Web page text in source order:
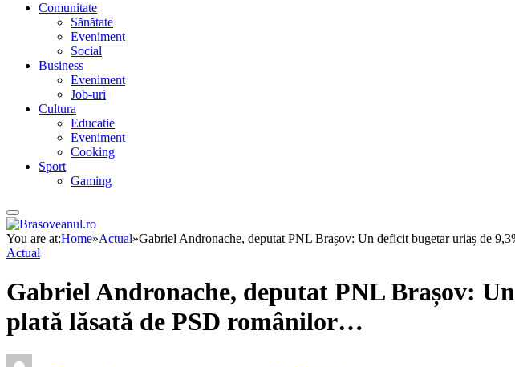
Comunitate
Sănătate
Eveniment
Social
Business
Eveniment
Job-uri
Cultura
Educatie
Eveniment
Cooking
Sport
Gaming
You are at:Home»Actual»Gabriel Andronache, deputat PNL Brașov: Un deficit bugetar uriaș de
Actual
Gabriel Andronache, deputat PNL Brașov:
plată lăsată de PSD românilor…